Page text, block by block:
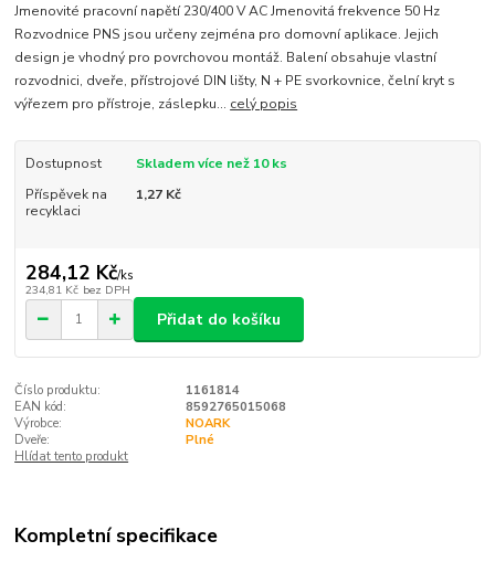
Jmenovité pracovní napětí 230/400 V AC Jmenovitá frekvence 50 Hz
Rozvodnice PNS jsou určeny zejména pro domovní aplikace. Jejich
design je vhodný pro povrchovou montáž. Balení obsahuje vlastní
rozvodnici, dveře, přístrojové DIN lišty, N + PE svorkovnice, čelní kryt s
výřezem pro přístroje, záslepku... celý popis
Dostupnost
Skladem více než 10 ks
Příspěvek na
recyklaci
1,27 Kč
284,12 Kč/ks
234,81 Kč bez DPH
Přidat do košíku
Číslo produktu:
1161814
EAN kód:
8592765015068
Výrobce:
NOARK
Dveře:
Plné
Hlídat tento produkt
Kompletní specifikace